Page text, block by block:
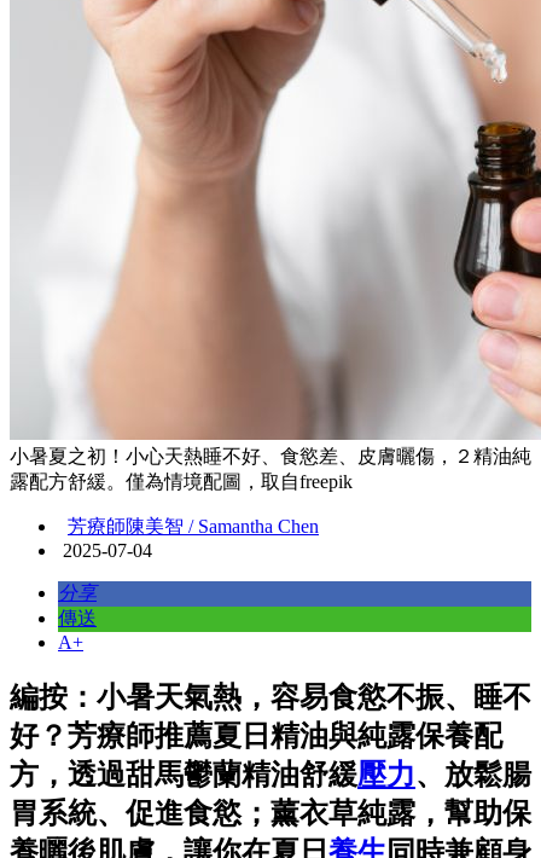
小暑夏之初！小心天熱睡不好、食慾差、皮膚曬傷，２精油純
露配方舒緩。僅為情境配圖，取自freepik
芳療師陳美智 / Samantha Chen
2025-07-04
分享
傳送
A+
編按：小暑天氣熱，容易食慾不振、睡不
好？芳療師推薦夏日精油與純露保養配
方，透過甜馬鬱蘭精油舒緩壓力、放鬆腸
胃系統、促進食慾；薰衣草純露，幫助保
養曬後肌膚，讓你在夏日 養生同時兼顧身